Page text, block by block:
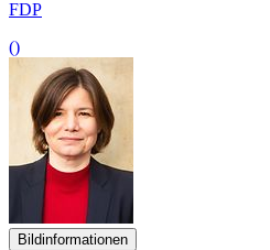
FDP
()
Bildinformationen